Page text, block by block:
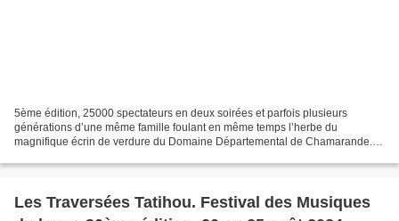
5ème édition, 25000 spectateurs en deux soirées et parfois plusieurs
générations d’une même famille foulant en même temps l’herbe du
magnifique écrin de verdure du Domaine Départemental de Chamarande.
Les Traversées Tatihou. Festival des Musiques